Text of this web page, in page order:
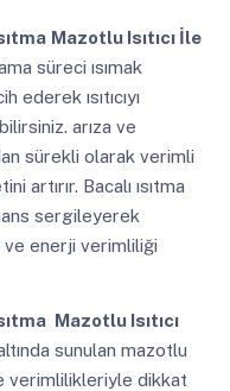
Mazotlu Isıtıcı İle
süreci ısımak
ısıtıcıyı
arıza ve
sürekli olarak verimli
artırır. Bacalı ısıtma
sergileyerek
ve enerji verimliliği
Mazotlu Isıtıcı
sunulan mazotlu
verimlilikleriyle dikkat